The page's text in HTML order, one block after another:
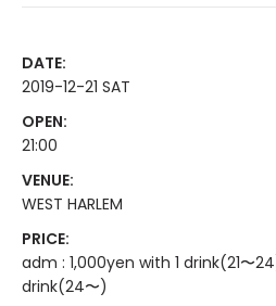
DATE:
2019-12-21 SAT
OPEN:
21:00
VENUE:
WEST HARLEM
PRICE:
adm : 1,000yen with 1 drink(21〜
drink(24〜)